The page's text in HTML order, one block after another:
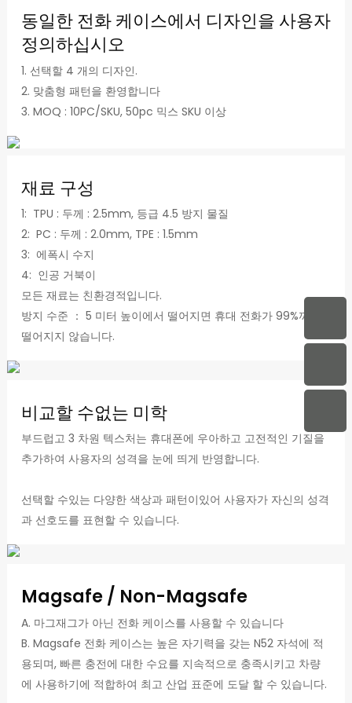
동일한 전화 케이스에서 디자인을 사용자
정의하십시오
1. 선택할 4 개의 디자인.
2. 맞춤형 패턴을 환영합니다
3. MOQ : 10PC/SKU, 50pc 믹스 SKU 이상
재료 구성
1: TPU : 두께 : 2.5mm, 등급 4.5 방지 물질
2: PC : 두께 : 2.0mm, TPE : 1.5mm
3: 에폭시 수지
4: 인공 거북이
모든 재료는 친환경적입니다.
방지 수준 ： 5 미터 높이에서 떨어지면 휴대 전화가 99%까지
떨어지지 않습니다.
비교할 수없는 미학
부드럽고 3 차원 텍스처는 휴대폰에 우아하고 고전적인 기질을
추가하여 사용자의 성격을 눈에 띄게 반영합니다.
선택할 수있는 다양한 색상과 패턴이있어 사용자가 자신의 성격
과 선호도를 표현할 수 있습니다.
Magsafe / Non-Magsafe
A. 마그재그가 아닌 전화 케이스를 사용할 수 있습니다
B. Magsafe 전화 케이스는 높은 자기력을 갖는 N52 자석에 적
용되며, 빠른 충전에 대한 수요를 지속적으로 충족시키고 차량
에 사용하기에 적합하여 최고 산업 표준에 도달 할 수 있습니다.